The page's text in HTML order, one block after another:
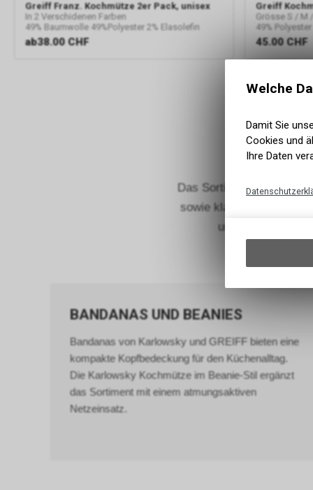
Greiff Franz. Kochmütze 2er Pack, unisex
In 2 Verschidenen Farben
49% Baumwolle 49%Polyester 2% Elasolefin
ab38.00 CHF
Greiff
Grösse S / M
49%
45.00 CHF
Das Sortiment an
sowie klassische und
und
BANDANAS UND BEANIES
Bandanas von Karlowsky und GREIFF bieten eine
kompakte Kopfbedeckung für den Küchenalltag.
Die Karlowsky Kochmütze im Beanie-Stil ergänzt
das Sortiment mit einem atmungsaktiven
Netzeinsatz.
Welche
Damit Sie
Cookies und
Ihre Daten